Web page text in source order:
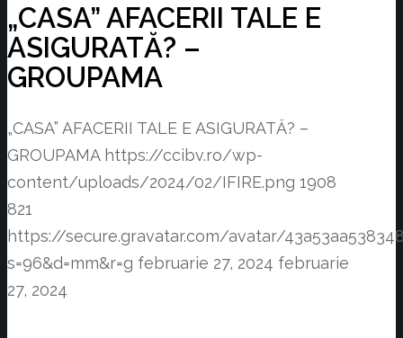
„CASA” AFACERII TALE E
ASIGURATĂ? –
GROUPAMA
„CASA” AFACERII TALE E ASIGURATĂ? –
GROUPAMA https://ccibv.ro/wp-
content/uploads/2024/02/IFIRE.png 1908
821
https://secure.gravatar.com/avatar/
s=96&d=mm&r=g februarie 27, 2024 februarie
27, 2024